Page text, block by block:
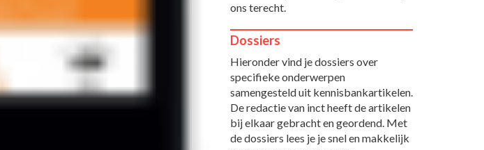
ons terecht.
Dossiers
Hieronder vind je dossiers over
specifieke onderwerpen
samengesteld uit kennisbankartikelen.
De redactie van inct heeft de artikelen
bij elkaar gebracht en geordend. Met
de dossiers lees je je snel en makkelijk